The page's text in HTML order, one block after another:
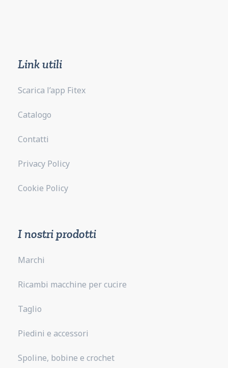
Link utili
Scarica l’app Fitex
Catalogo
Contatti
Privacy Policy
Cookie Policy
I nostri prodotti
Marchi
Ricambi macchine per cucire
Taglio
Piedini e accessori
Spoline, bobine e crochet